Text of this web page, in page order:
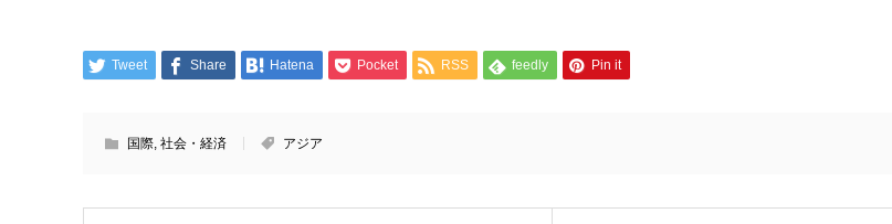
Tweet Share Hatena Pocket RSS feedly Pin it
国際, 社会・経済 アジア